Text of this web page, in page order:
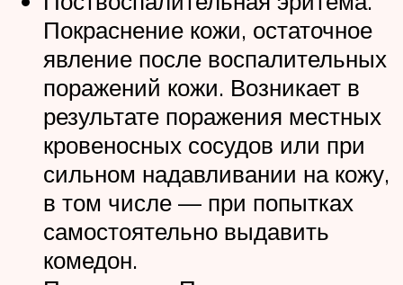
Покраснение кожи, остаточное
явление после воспалительных
поражений кожи. Возникает в
результате поражения местных
кровеносных сосудов или при
сильном надавливании на кожу,
в том числе — при попытках
самостоятельно выдавить
комедон.